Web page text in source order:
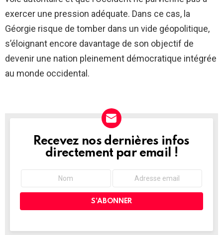
exercer une pression adéquate. Dans ce cas, la
Géorgie risque de tomber dans un vide géopolitique,
s’éloignant encore davantage de son objectif de
devenir une nation pleinement démocratique intégrée
au monde occidental.
NEWSLETTER
Recevez nos dernières infos
directement par email !